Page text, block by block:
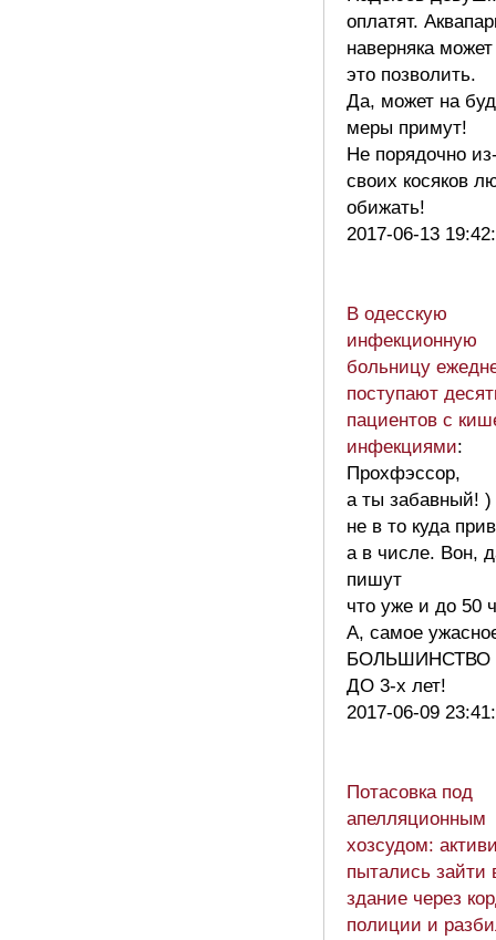
оплатят.
наверняка
это позволить.
Да, может на
меры примут!
Не порядочно
своих косяков
обижать!
2017-06-13
В одесскую
инфекционную
больницу
поступают
пациентов с
инфекциями:
Прохфэссор,
а ты забавный!
не в то куда
а в числе. Вон,
пишут
что уже и до 50
А, самое
БОЛЬШИНСТВО
ДО 3-х лет!
2017-06-09
Потасовка под
апелляционным
хозсудом:
пытались зайти
здание через
полиции и